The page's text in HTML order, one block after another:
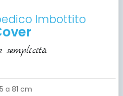
Imbottito
semplicità
a 81 cm